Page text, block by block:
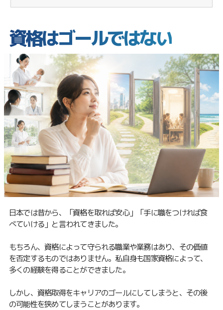
資格はゴールではない
日本では昔から、「資格を取れば安心」「手に職をつければ食
べていける」と言われてきました。
もちろん、資格によって守られる職業や業務はあり、その価値
を否定するものではありません。私自身も国家資格によって、
多くの経験を得ることができました。
しかし、資格取得をキャリアのゴールにしてしまうと、その後
の可能性を狭めてしまうことがあります。